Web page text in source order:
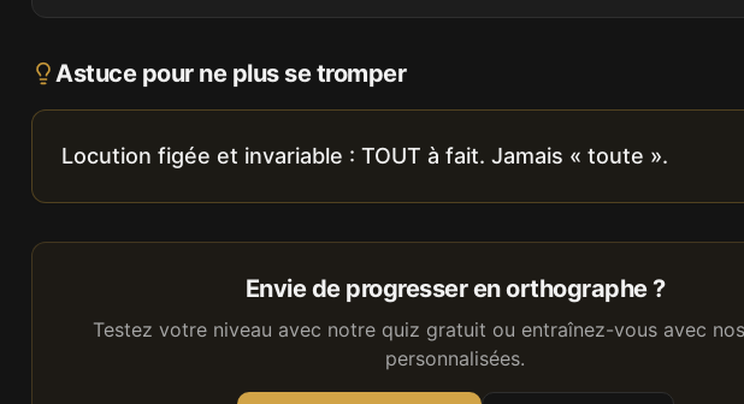
Astuce pour ne plus se tromper
Locution figée et invariable : TOUT à fait. Jamais « toute ».
Envie de progresser en orthographe ?
Testez votre niveau avec notre quiz gratuit ou entraînez-vous avec
personnalisées.